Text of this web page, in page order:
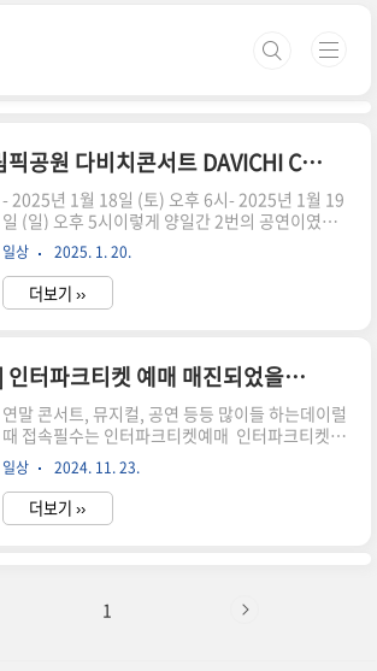
2025.1.19 올림픽공원 다비치콘서트 DAVICHI CONCERT 〈A Stitch in Time〉 KSPO DOME (구)체조경기장 공연후기 다비치콘서트후기
- 2025년 1월 18일 (토) 오후 6시- 2025년 1월 19
일 (일) 오후 5시이렇게 양일간 2번의 공연이였는
데 난 일요일에 고고 드디어 기대하던 다비치콘서
트!대기예약이 되는바람에 갈수 있었다올림픽공원
(구)체조경기장. 공연시간쯤에 주변에 차들이 많고
사람도 많고 바글바글사진촬영은 금지공연장앞에
진찍는중..ㅎ공연장은 켰고 질서정연..ㅎ이렇게 손
등을 하나씩 나눠졌는데 이게 알아서 색상이 조절
되어 공연내내 신기방기ㅎ 다비치콘서트 후기노래
를 너무 잘하니 들으면서 몇번의 소름이 끼칠정도
였다. 음원보다 더 잘하는듯!!3시간이 순삭! 게스
트는 다이나믹듀오! 공연보러 유재석,임영웅,송은
희,홍진경,송혜교 방문. 사람들의 ..
일상 2025. 1. 20.
더보기 ››
[공연티켓예매] 인터파크티켓 예매 매진되었을때 대기예매방법 수수료 2,000원 20좌석대기가능
연말 콘서트, 뮤지컬, 공연 등등 많이들 하는데이럴
때 접속필수는 인터파크티켓예매 인터파크티켓예
매방법로그인인터파크아이디를 이용해서 로그인
하기예매예매시작시간이 있다는거!인기있는 공연
들은 예매시간 땡했을때 금세 마감된다그래서 1분
만에 마감이 되었다는둥어둠의 경로마냥 부정으로
위해 8시땡해서 접속했으나.... 결국또 실패...언제
일상 2024. 11. 23.
더보기 ››
1